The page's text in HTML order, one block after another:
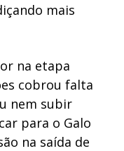
mais
na etapa
cobrou falta
nem subir
para o Galo
na saída de